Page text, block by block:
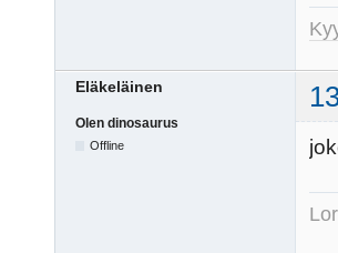
Eläkeläinen
Olen dinosaurus
Offline